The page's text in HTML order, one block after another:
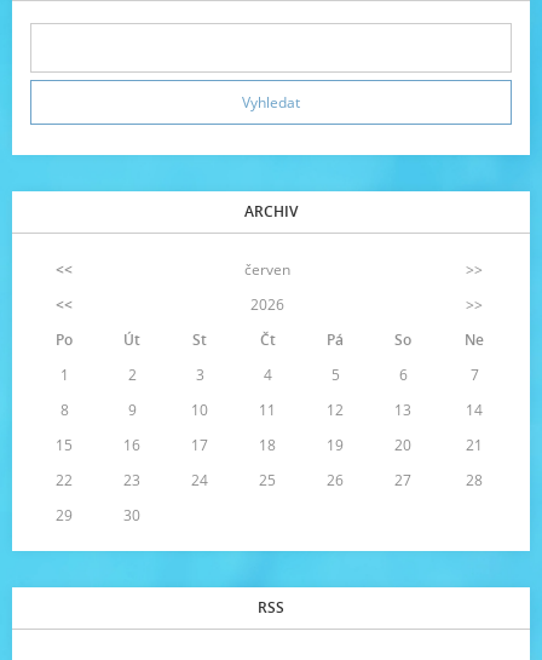
ARCHIV
<< červen
>>
<<
2026
>>
Po
Út St Čt Pá So
Ne
1
2 3 4 5 6
7
8
9 10 11 12 13
14
15
16 17 18 19 20
21
22
23 24 25 26 27
28
29
30
RSS